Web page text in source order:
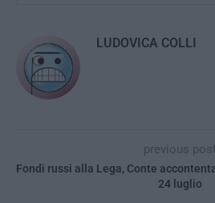
LUDOVICA COLLI
previous post
Fondi russi alla Lega, Conte
24 luglio